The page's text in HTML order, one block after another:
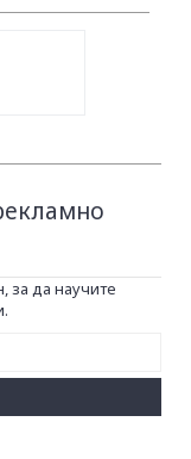
за да научите